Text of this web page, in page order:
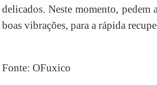
delicados. Neste momento, pedem
boas vibrações, para a rápida
Fonte: OFuxico